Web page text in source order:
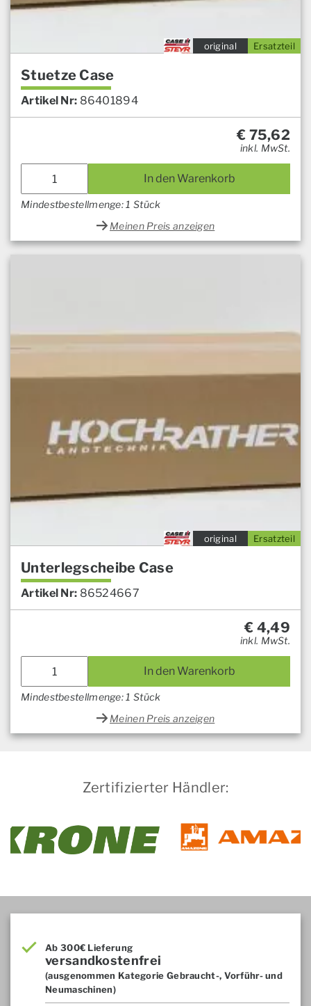
Ersatzteil
original
Stuetze Case
Artikel Nr: 86401894
€ 75,62
inkl. MwSt.
In den Warenkorb
Mindestbestellmenge: 1 Stück
Meinen Preis anzeigen
Ersatzteil
original
Unterlegscheibe Case
Artikel Nr: 86524667
€ 4,49
inkl. MwSt.
In den Warenkorb
Mindestbestellmenge: 1 Stück
Meinen Preis anzeigen
Zertifizierter Händler:
Ab 300€ Lieferung
versandkostenfrei
(ausgenommen Kategorie Gebraucht-, Vorführ- und
Neumaschinen)